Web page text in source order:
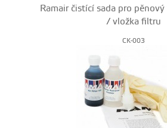
Ramair čistící sada pro
/ vložka filtru
CK-003